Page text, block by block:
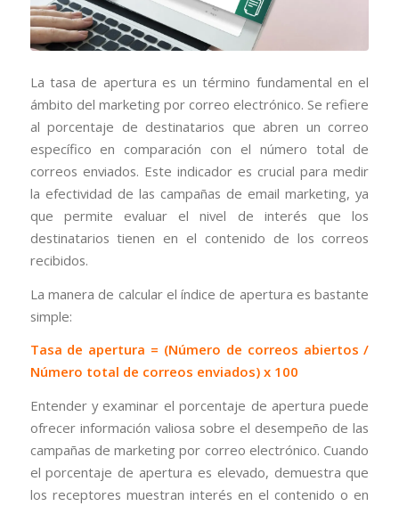
La tasa de apertura es un término fundamental en el
ámbito del marketing por correo electrónico. Se refiere
al porcentaje de destinatarios que abren un correo
específico en comparación con el número total de
correos enviados. Este indicador es crucial para medir
la efectividad de las campañas de email marketing, ya
que permite evaluar el nivel de interés que los
destinatarios tienen en el contenido de los correos
recibidos.
La manera de calcular el índice de apertura es bastante
simple:
Tasa de apertura = (Número de correos abiertos /
Número total de correos enviados) x 100
Entender y examinar el porcentaje de apertura puede
ofrecer información valiosa sobre el desempeño de las
campañas de marketing por correo electrónico. Cuando
el porcentaje de apertura es elevado, demuestra que
los receptores muestran interés en el contenido o en